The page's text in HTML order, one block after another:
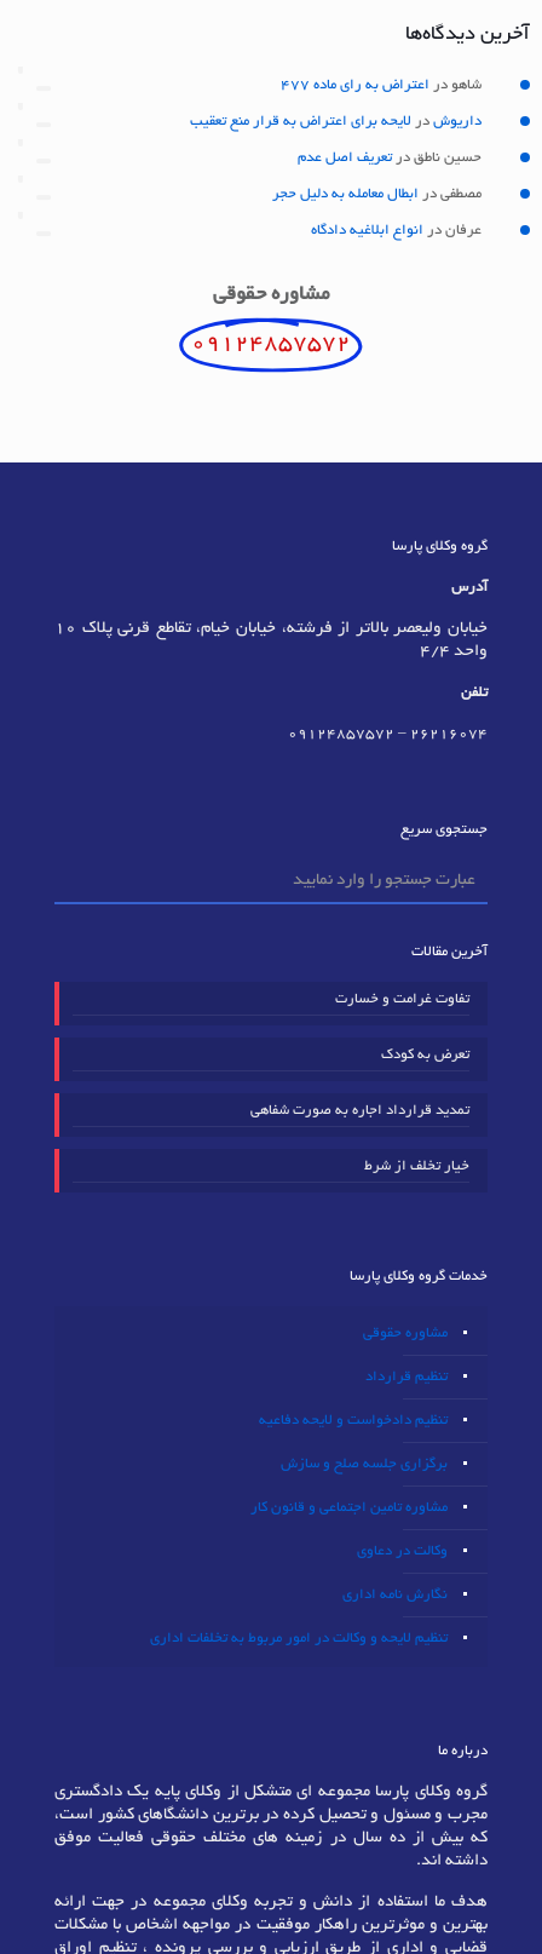
آخرین دیدگاه‌ها
شاهو در اعتراض به رای ماده 477
داریوش در لایحه برای اعتراض به قرار منع تعقیب
حسین ناطق درتعریف اصل عدم
مصطفی در ابطال معامله به دلیل حجر
عرفان در انواع ابلاغیه دادگاه
مشاوره حقوقی
09124857572
گروه وکلای پارسا
آدرس
خیابان ولیعصر بالاتر از فرشته، خیابان خیام، تقاطع قرنی پلاک 10
واحد 4/4
تلفن
٢٦٢١٦٠٧٤ –
09124857572
جستجوی سریع
آخرین مقالات
تفاوت غرامت و خسارت
تعرض به کودک
تمدید قرارداد اجاره به صورت شفاهی
خیار تخلف از شرط
خدمات گروه وکلای پارسا
مشاوره حقوقی
تنظیم قرارداد
تنظیم دادخواست و لایحه دفاعیه
برگزاری جلسه صلح و سازش
مشاوره تامین اجتماعی و قانون کار
وکالت در دعاوی
نگارش نامه اداری
تنظیم لایحه و وکالت در امور مربوط به تخلفات اداری
درباره ما
گروه وکلای پارسا مجموعه ای متشکل از وکلای پایه یک دادگستری
مجرب و مسئول و تحصیل کرده در برترین دانشگاهای کشور است،
که بیش از ده سال در زمینه های مختلف حقوقی فعالیت موفق
داشته اند.
هدف ما استفاده از دانش و تجربه وکلای مجموعه در جهت ارائه
بهترین و موثرترین راهکار موفقیت در مواجهه اشخاص با مشکلات
قضایی و اداری از طریق ارزیابی و بررسی پرونده ، تنظیم اوراق